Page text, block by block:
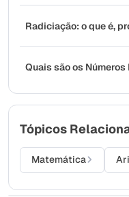
Radiciação: o que é,
Quais são os Números
Tópicos
Matemática